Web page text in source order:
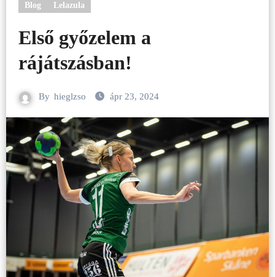
Blog Lelazula
Első győzelem a
rájátszásban!
By hieglzso ápr 23, 2024